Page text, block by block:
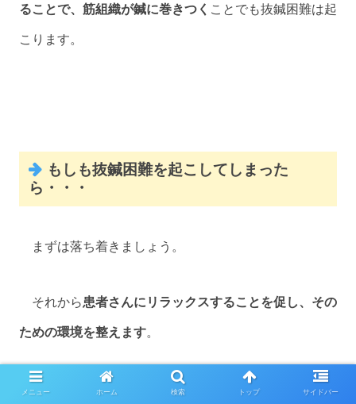
ることで、筋組織が鍼に巻きつく ことでも抜鍼困難は起
こります。
もしも抜鍼困難を起こしてしまった
ら・・・
まずは落ち着きましょう。
それから患者さんにリラックスすることを促し、その
ための環境を整えます。
原因が 一方向への回旋 ならば、 逆方向に回旋 させるこ
メニュー ホーム 検索 トップ サイドバー